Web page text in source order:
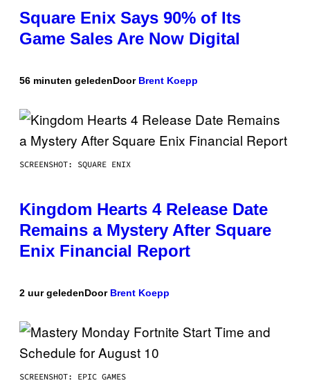
Square Enix Says 90% of Its
Game Sales Are Now Digital
56 minuten geledenDoor Brent Koepp
SCREENSHOT: SQUARE ENIX
Kingdom Hearts 4 Release Date
Remains a Mystery After Square
Enix Financial Report
2 uur geledenDoor Brent Koepp
SCREENSHOT: EPIC GAMES